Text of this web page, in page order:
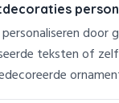
door
teksten of